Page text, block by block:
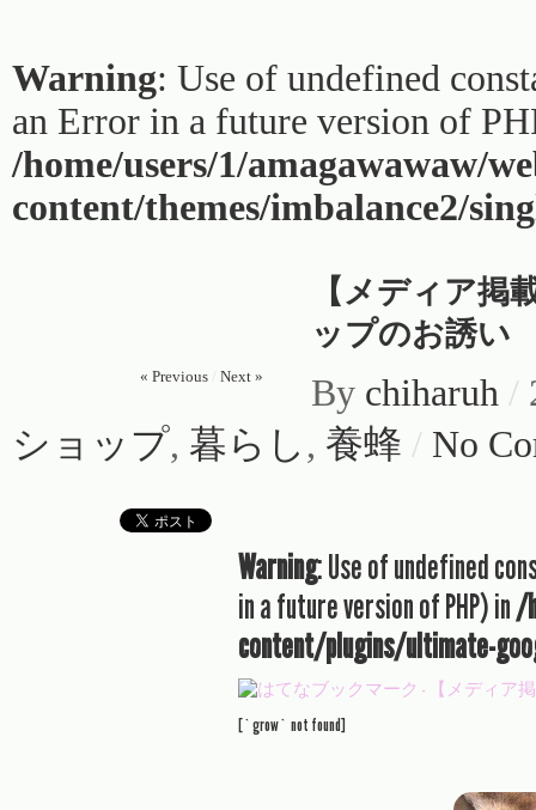
Warning: Use of undefined
an Error in a future version of
/home/users/1/amagawawaw/
content/themes/imbalance2/
【メディア掲
ップのお誘い
« Previous Next » By chiharuh /
ショップ, 暮らし , 養蜂 / No
Warning: Use of undefined
in a future version of PHP) in/
content/plugins/ultimate-
[`grow` not found]